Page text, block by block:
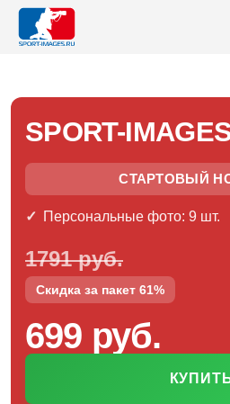
SPORT-
СТАРТОВЫЙ
Персональные фото: 9 шт.
1791 руб.
Скидка за пакет 61%
699 руб.